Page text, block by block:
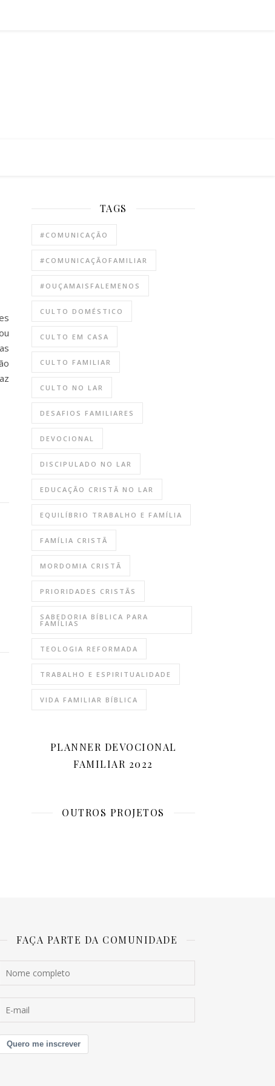
TAGS
#COMUNICAÇÃO
#COMUNICAÇÃOFAMILIAR
#OUÇAMAISFALEMENOS
CULTO DOMÉSTICO
CULTO EM CASA
CULTO FAMILIAR
CULTO NO LAR
DESAFIOS FAMILIARES
DEVOCIONAL
DISCIPULADO NO LAR
EDUCAÇÃO CRISTÃ NO LAR
EQUILÍBRIO TRABALHO E FAMÍLIA
FAMÍLIA CRISTÃ
MORDOMIA CRISTÃ
PRIORIDADES CRISTÃS
SABEDORIA BÍBLICA PARA
FAMÍLIAS
TEOLOGIA REFORMADA
TRABALHO E ESPIRITUALIDADE
VIDA FAMILIAR BÍBLICA
PLANNER DEVOCIONAL
FAMILIAR 2022
OUTROS PROJETOS
FAÇA PARTE DA COMUNIDADE
Quero me inscrever